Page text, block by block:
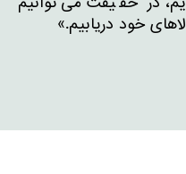
خود دریابیم.»